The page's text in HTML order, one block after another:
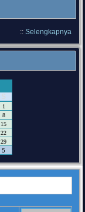
:: Selengkapnya
S
1
8
15
22
29
5